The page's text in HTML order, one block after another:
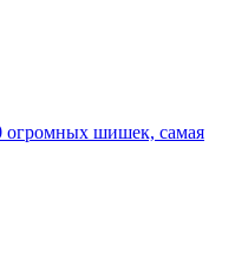
огромных шишек, самая